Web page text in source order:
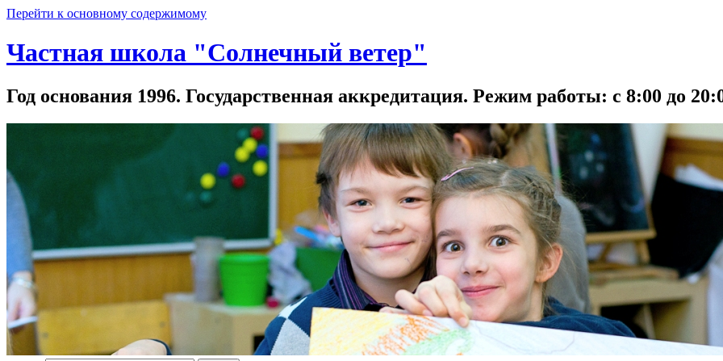
Перейти к основному содержимому
Частная школа "Солнечный ветер"
Год основания 1996. Государственная аккредитация. Режим работы: с 8:00 до